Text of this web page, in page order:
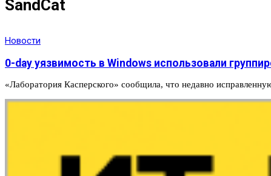
SandCat
Новости
0-day уязвимость в Windows использовали
«Лаборатория Касперского» сообщила, что недавно